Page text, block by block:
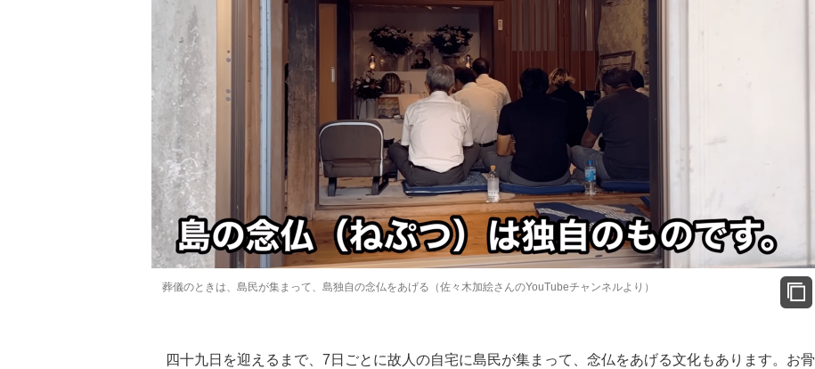
葬儀のときは、島民が集まって、島独自の念仏をあげる（佐々木加絵さんのYouTubeチャンネルより）
四十九日を迎えるまで、7日ごとに故人の自宅に島民が集まって、念仏をあげる文化もあります。お骨